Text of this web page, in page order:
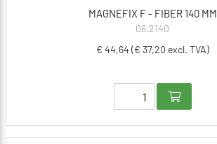
MAGNEFIX F - FIBER 140 MM
06.2140
€ 44,64 (€ 37,20 excl. TVA)